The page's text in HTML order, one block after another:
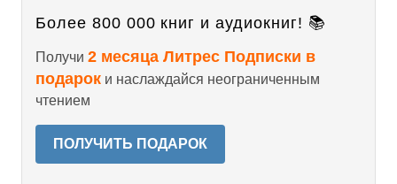
Более 800 000 книг и аудиокниг! 📚
Получи 2 месяца Литрес Подписки в
подарок и наслаждайся неограниченным
чтением
ПОЛУЧИТЬ ПОДАРОК